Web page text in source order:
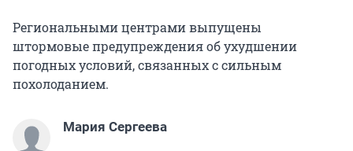
Региональными центрами выпущены
штормовые предупреждения об ухудшении
погодных условий, связанных с сильным
похолоданием.
Мария Сергеева